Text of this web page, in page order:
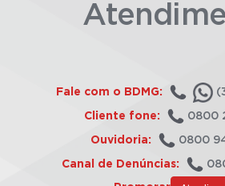
Fale com o BDMG:
Cliente fone: 0800
Ouvidoria: 0800
Canal de Denúncias: